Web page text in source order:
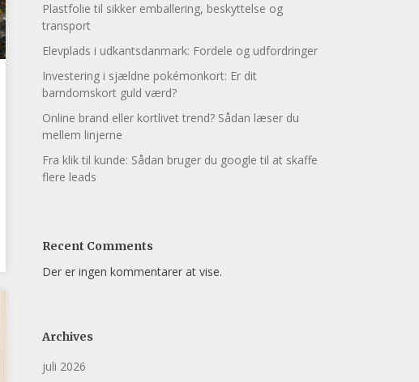
Plastfolie til sikker emballering, beskyttelse og
transport
Elevplads i udkantsdanmark: Fordele og udfordringer
Investering i sjældne pokémonkort: Er dit
barndomskort guld værd?
Online brand eller kortlivet trend? Sådan læser du
mellem linjerne
Fra klik til kunde: Sådan bruger du google til at skaffe
flere leads
Recent Comments
Der er ingen kommentarer at vise.
Archives
juli 2026